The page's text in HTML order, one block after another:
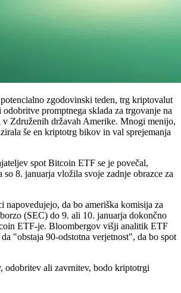
zgodovinski teden, trg kriptovalut
promptnega sklada za trgovanje na
Združenih državah Amerike. Mnogi menijo,
še en kriptotrg bikov in val sprejemanja
spot Bitcoin ETF se je povečal,
so 8. januarja vložila svoje zadnje obrazce za
da bo ameriška komisija za
(SEC) do 9. ali 10. januarja dokončno
ETF-je. Bloombergov višji analitik ETF
"obstaja 90-odstotna verjetnost", da bo spot
odobritev ali zavrnitev, bodo kriptotrgi